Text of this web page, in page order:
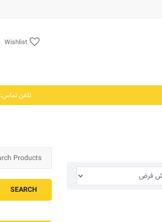
Wishlist
تلفن تماس: 749 44 666 - 748 44 666 -021